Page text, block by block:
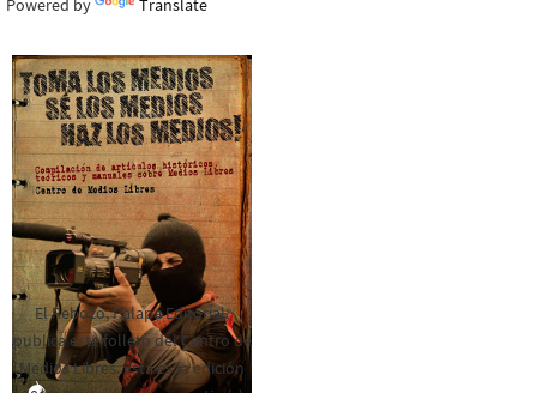
Powered by Translate
El Rebozo, Palapa Editorial,
publica este folleto del Centro de
Medios Libres. Esta es la edición